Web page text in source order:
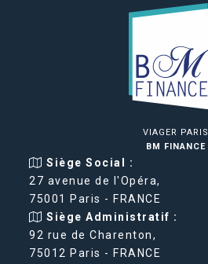
VIAGER PARIS
BM FINANCE
Siège Social :
27 avenue de l'Opéra,
75001 Paris - FRANCE
Siège Administratif :
92 rue de Charenton,
75012 Paris - FRANCE